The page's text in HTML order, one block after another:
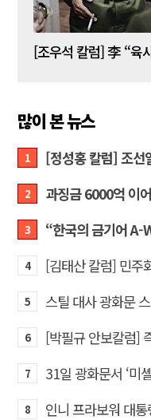
[조우석 칼럼] 李 “육
많이 본 뉴스
1 [정성홍 칼럼] 조선
2
3
4
5 스틸 대사 광화문
6
7
8 인니 프라보워 대